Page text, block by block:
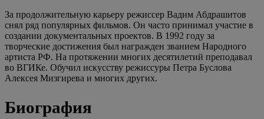
За продолжительную карьеру режиссер Вадим Абдрашитов
снял ряд популярных фильмов. Он часто принимал участие в
создании документальных проектов. В 1992 году за
творческие достижения был награжден званием Народного
артиста РФ. На протяжении многих десятилетий преподавал
во ВГИКе. Обучил искусству режиссуры Петра Буслова
Алексея Мизгирева и многих других.
Биография